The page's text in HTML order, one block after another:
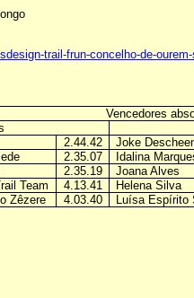
trail-frun-concelho-de-
Vencedores
2.44.42 Joke
2.35.07 Idalina
2.35.19 Joana Alves
Team 4.13.41 Helena Silva
Zêzere 4.03.40 Luísa Espírito